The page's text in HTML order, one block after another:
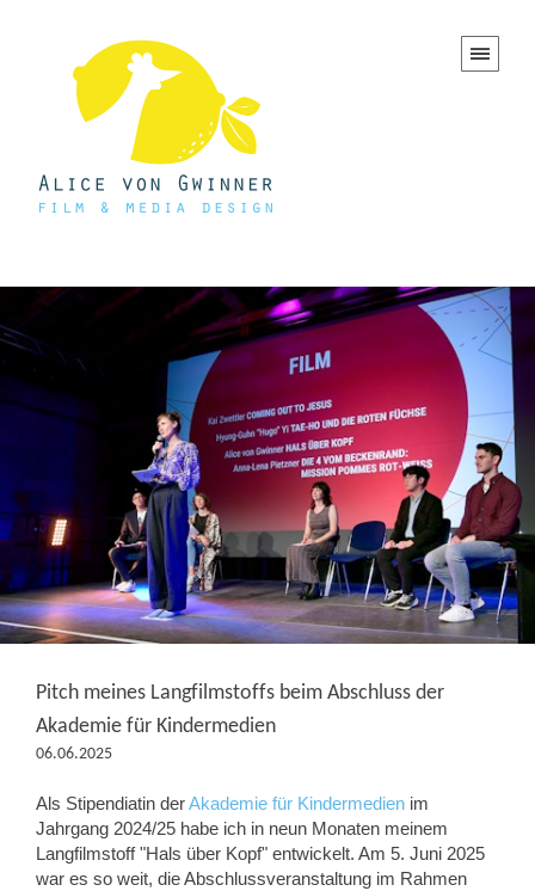
Pitch meines Langfilmstoffs beim Abschluss der
Akademie für Kindermedien
06.06.2025
Als Stipendiatin derAkademie für Kindermedien im
Jahrgang 2024/25 habe ich in neun Monaten meinem
Langfilmstoff "Hals über Kopf" entwickelt. Am 5. Juni 2025
war es so weit, die Abschlussveranstaltung im Rahmen